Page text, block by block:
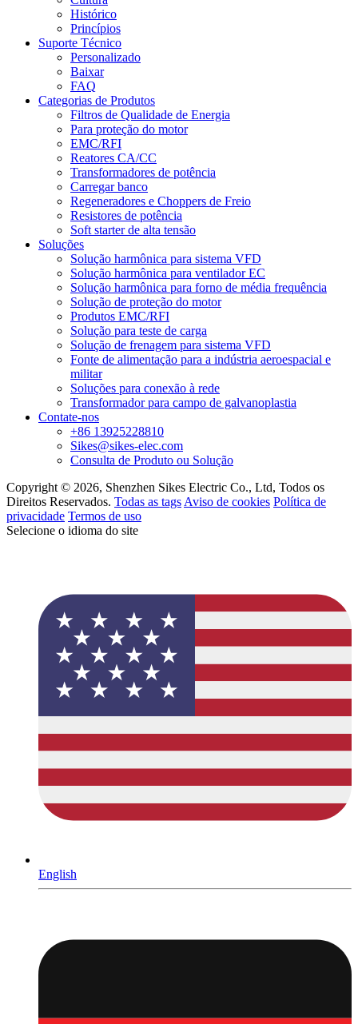
Histórico
Princípios
Suporte Técnico
Personalizado
Baixar
FAQ
Categorias de Produtos
Filtros de Qualidade de Energia
Para proteção do motor
EMC/RFI
Reatores CA/CC
Transformadores de potência
Carregar banco
Regeneradores e Choppers de Freio
Resistores de potência
Soft starter de alta tensão
Soluções
Solução harmônica para sistema VFD
Solução harmônica para ventilador EC
Solução harmônica para forno de média frequência
Solução de proteção do motor
Produtos EMC/RFI
Solução para teste de carga
Solução de frenagem para sistema VFD
Fonte de alimentação para a indústria aeroespacial e
militar
Soluções para conexão à rede
Transformador para campo de galvanoplastia
Contate-nos
+86 13925228810
Sikes@sikes-elec.com
Consulta de Produto ou Solução
Copyright © 2026, Shenzhen Sikes Electric Co., Ltd, Todos os
Direitos Reservados. Todas as tags Aviso de cookies Política de
privacidade Termos de uso
Selecione o idioma do site
English